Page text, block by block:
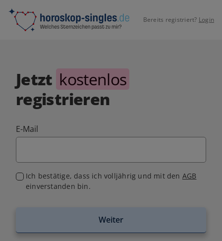
Bereits registriert? Login
Jetzt kostenlos
registrieren
E-Mail
Ich bestätige, dass ich volljährig und mit den AGB
einverstanden bin.
Weiter